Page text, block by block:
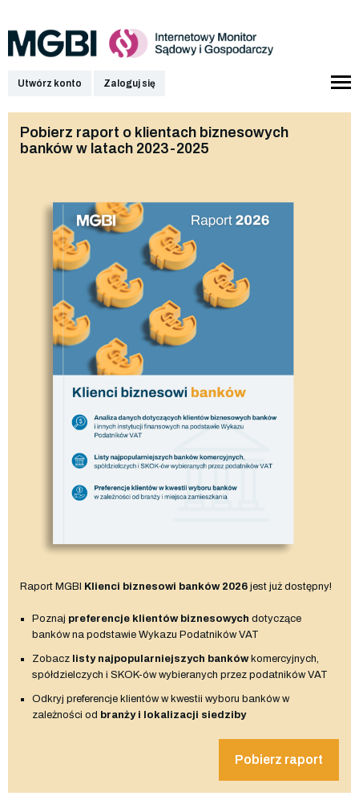
Utwórz konto Zaloguj się
Pobierz raport o klientach biznesowych
banków w latach 2023-2025
Raport MGBI Klienci biznesowi banków 2026 jest już dostępny!
Poznaj preferencje klientów biznesowych dotyczące
banków na podstawie Wykazu Podatników VAT
Zobacz listy najpopularniejszych bankówkomercyjnych,
spółdzielczych i SKOK-ów wybieranych przez podatników VAT
Odkryj preferencje klientów w kwestii wyboru banków w
zależności od branży i lokalizacji siedziby
Pobierz raport